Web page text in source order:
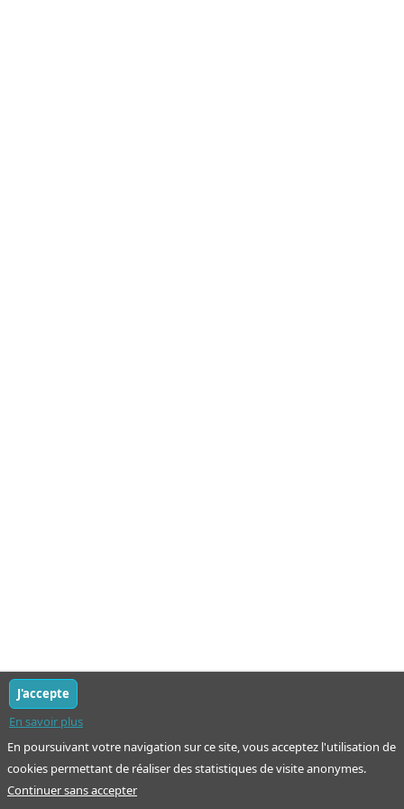
En poursuivant votre navigation sur ce site, vous acceptez l'utilisation de
cookies permettant de réaliser des statistiques de visite anonymes.
En savoir plus
J'accepte
Continuer sans accepter